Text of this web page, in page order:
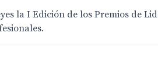
la I Edición de los Premios de